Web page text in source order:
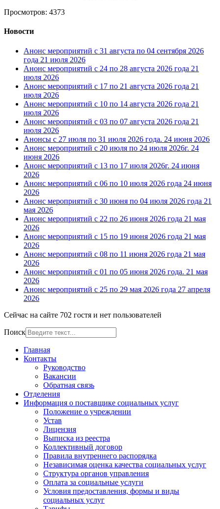
Просмотров: 4373
Новости
Анонс мероприятий с 31 августа по 04 сентября 2026
года 21 июля 2026
Анонс мероприятий с 24 по 28 августа 2026 года 21
июля 2026
Анонс мероприятий с 17 по 21 августа 2026 года 21
июля 2026
Анонс мероприятий с 10 по 14 августа 2026 года 21
июля 2026
Анонс мероприятий с 03 по 07 августа 2026 года 21
июля 2026
Анонсы с 27 июля по 31 июля 2026 года. 24 июня 2026
Анонс мероприятий с 20 июля по 24 июля 2026г. 24
июня 2026
Анонс мероприятий с 13 по 17 июля 2026г. 24 июня
2026
Анонс мероприятий с 06 по 10 июля 2026 года 24 июня
2026
Анонс мероприятий с 30 июня по 04 июля 2026 года 21
мая 2026
Анонс мероприятий с 22 по 26 июня 2026 года 21 мая
2026
Анонс мероприятий с 15 по 19 июня 2026 года 21 мая
2026
Анонс мероприятий с 08 по 11 июня 2026 года 21 мая
2026
Анонс мероприятий с 01 по 05 июня 2026 года. 21 мая
2026
Анонс мероприятий с 25 по 29 мая 2026 года 27 апреля
2026
Сейчас на сайте 702 гостя и нет пользователей
Поиск
Главная
Контакты
Руководство
Вакансии
Обратная связь
Отделения
Информация о поставщике социальных услуг
Положение о учреждении
Устав
Лицензия
Выписка из реестра
Коллективный договор
Правила внутреннего распорядка
Независимая оценка качества социальных услуг
Структура органов управления
Оплата за социальные услуги
Условия предоставления, формы и виды
социальных услуг